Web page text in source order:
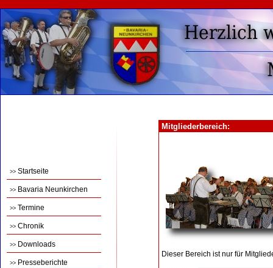
>> Startseite
>> Bavaria Neunkirchen
>> Termine
>> Chronik
>> Downloads
>> Presseberichte
Mitgliederbereich:
Dieser Bereich ist nur für